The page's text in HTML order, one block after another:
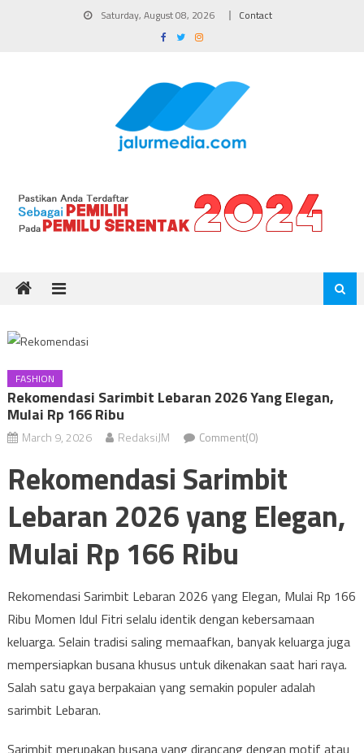
Saturday, August 08, 2026 Contact
FASHION
Rekomendasi Sarimbit Lebaran 2026 Yang Elegan,
Mulai Rp 166 Ribu
March 9, 2026 RedaksiJM Comment(0)
Rekomendasi Sarimbit
Lebaran 2026 yang Elegan,
Mulai Rp 166 Ribu
Rekomendasi Sarimbit Lebaran 2026 yang Elegan, Mulai Rp 166
Ribu Momen Idul Fitri selalu identik dengan kebersamaan
keluarga. Selain tradisi saling memaafkan, banyak keluarga juga
mempersiapkan busana khusus untuk dikenakan saat hari raya.
Salah satu gaya berpakaian yang semakin populer adalah
sarimbit Lebaran.
Sarimbit merupakan busana yang dirancang dengan motif atau